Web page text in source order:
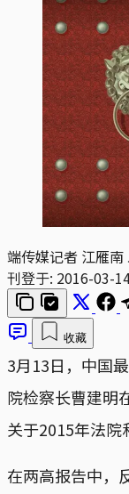
端传媒记者 江雁南
刊登于: 2016-03-
收藏
3月13日，中国
院检察长曹建
关于2015年法院
在两高报告中，